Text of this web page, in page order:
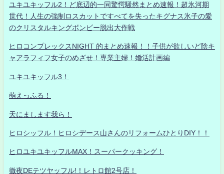
ユキユキッフル2！ど底辺的一同驚愕騒然まとめ速報！超氷河期
世代！人生の強制ロスカットですべてを失ったキグナス氷子の愛
のクリスタルキングボンビー脱出大作戦
ヒロコンプレックスNIGHT 的まとめ速報！！子供が欲しいど陰キ
ャアラフィフ女子のめざせ！専業主婦！婚活計画編
ユキユキッフル3！
萌えっふる！
天にまします我ら！
ヒロシッフル！ヒロシデース山さんのリフォームひとりDIY！！
ヒロユキユキッフルMAX！スーパークッキング！
徹夜DEテツヤッフル!！レトロ館2号店！